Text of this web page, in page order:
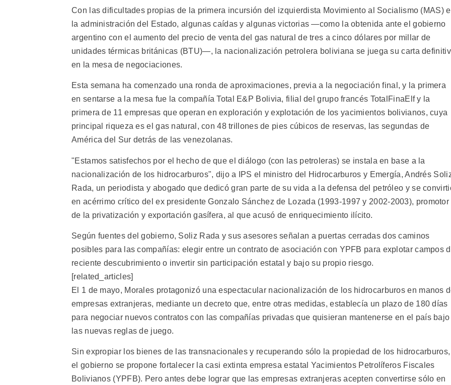
Con las dificultades propias de la primera incursión del izquierdista Movimiento al Socialismo (MAS)
la administración del Estado, algunas caídas y algunas victorias —como la obtenida ante el gobierno
argentino con el aumento del precio de venta del gas natural de tres a cinco dólares por millar de
unidades térmicas británicas (BTU)—, la nacionalización petrolera boliviana se juega su carta
en la mesa de negociaciones.
Esta semana ha comenzado una ronda de aproximaciones, previa a la negociación final, y la primera
en sentarse a la mesa fue la compañía Total E&P Bolivia, filial del grupo francés TotalFinaElf y la
primera de 11 empresas que operan en exploración y explotación de los yacimientos bolivianos, cuya
principal riqueza es el gas natural, con 48 trillones de pies cúbicos de reservas, las segundas de
América del Sur detrás de las venezolanas.
"Estamos satisfechos por el hecho de que el diálogo (con las petroleras) se instala en base a la
nacionalización de los hidrocarburos", dijo a IPS el ministro del Hidrocarburos y Emergía, Andrés
Rada, un periodista y abogado que dedicó gran parte de su vida a la defensa del petróleo y se
en acérrimo crítico del ex presidente Gonzalo Sánchez de Lozada (1993-1997 y 2002-2003), promotor
de la privatización y exportación gasífera, al que acusó de enriquecimiento ilícito.
Según fuentes del gobierno, Soliz Rada y sus asesores señalan a puertas cerradas dos caminos
posibles para las compañías: elegir entre un contrato de asociación con YPFB para explotar campos
reciente descubrimiento o invertir sin participación estatal y bajo su propio riesgo.
[related_articles]
El 1 de mayo, Morales protagonizó una espectacular nacionalización de los hidrocarburos en manos
empresas extranjeras, mediante un decreto que, entre otras medidas, establecía un plazo de 180 días
para negociar nuevos contratos con las compañías privadas que quisieran mantenerse en el país bajo
las nuevas reglas de juego.
Sin expropiar los bienes de las transnacionales y recuperando sólo la propiedad de los hidrocarburos,
el gobierno se propone fortalecer la casi extinta empresa estatal Yacimientos Petrolíferos Fiscales
Bolivianos (YPFB). Pero antes debe lograr que las empresas extranjeras acepten convertirse sólo en